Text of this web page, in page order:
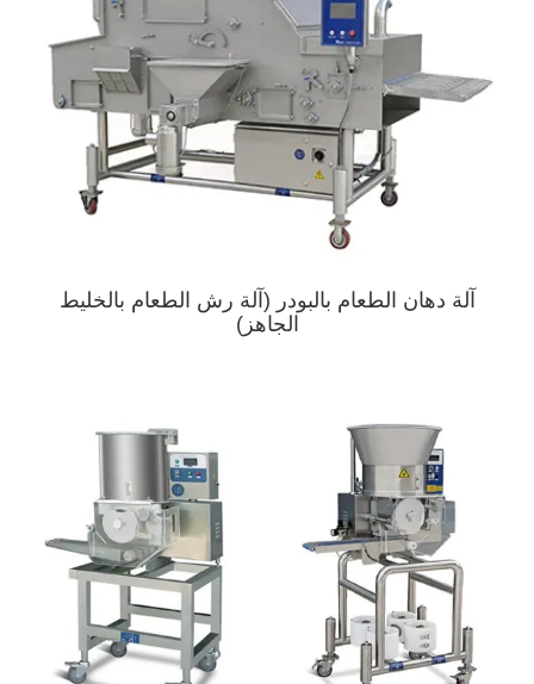
آلة دهان الطعام بالبودر (آلة رش الطعام بالخليط
الجاهز)